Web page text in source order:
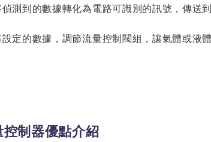
測到的數據轉化為電路可識別的訊號，傳送到
定的數據，調節流量控制閥組，讓氣體或液
制器優點介紹